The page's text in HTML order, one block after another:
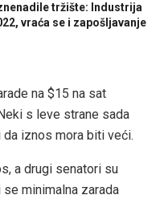
tržište: Industrija
vraća se i zapošljavanje
na $15 na sat
s leve strane sada
iznos mora biti veći.
a drugi senatori su
minimalna zarada